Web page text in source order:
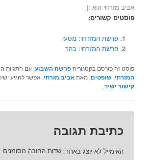
אביב מזרחי הוא :|
פוסטים קשורים:
פרשת המזרחי: מסעי
פרשת המזרחי: בהר
פוסט זה פורסם בקטגוריהפרשת השבוע, עם התגיות
המזרחי,שופטים, מאתאביב מזרחי. אפשר להגיע
קישור ישיר.
כתיבת תגובה
האימייל לא יוצג באתר. שדות החובה מסומנים